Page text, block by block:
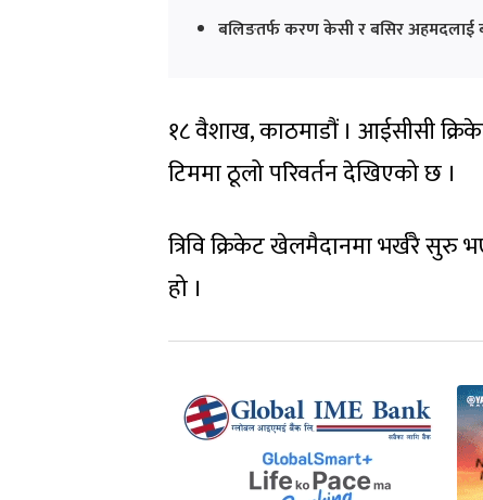
बलिङतर्फ करण केसी र बसिर अहमदलाई
१८ वैशाख, काठमाडौं । आईसीसी
टिममा ठूलो परिवर्तन देखिएको छ ।
त्रिवि क्रिकेट खेलमैदानमा भर्खरै सुरु
हो ।